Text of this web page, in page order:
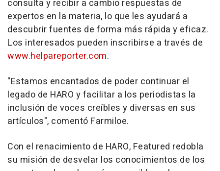
consulta y recibir a cambio respuestas de
expertos en la materia, lo que les ayudará a
descubrir fuentes de forma más rápida y eficaz.
Los interesados pueden inscribirse a través de
www.helpareporter.com.
"Estamos encantados de poder continuar el
legado de HARO y facilitar a los periodistas la
inclusión de voces creíbles y diversas en sus
artículos", comentó Farmiloe.
Con el renacimiento de HARO, Featured redobla
su misión de desvelar los conocimientos de los